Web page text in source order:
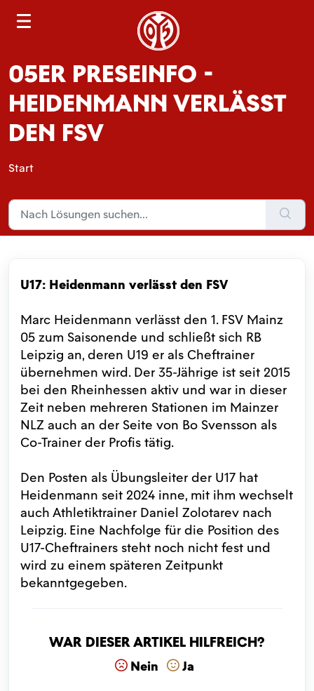
05ER PRESEINFO -
HEIDENMANN VERLÄSST
DEN FSV
Start
U17: Heidenmann verlässt den FSV
Marc Heidenmann verlässt den 1. FSV Mainz
05 zum Saisonende und schließt sich RB
Leipzig an, deren U19 er als Cheftrainer
übernehmen wird. Der 35-Jährige ist seit 2015
bei den Rheinhessen aktiv und war in dieser
Zeit neben mehreren Stationen im Mainzer
NLZ auch an der Seite von Bo Svensson als
Co-Trainer der Profis tätig.
Den Posten als Übungsleiter der U17 hat
Heidenmann seit 2024 inne, mit ihm wechselt
auch Athletiktrainer Daniel Zolotarev nach
Leipzig. Eine Nachfolge für die Position des
U17-Cheftrainers steht noch nicht fest und
wird zu einem späteren Zeitpunkt
bekanntgegeben.
War dieser Artikel hilfreich?
Nein Ja